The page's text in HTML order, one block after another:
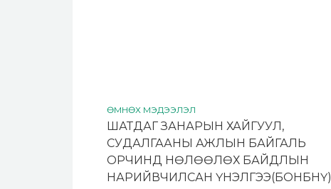
ӨМНӨХ МЭДЭЭЛЭЛ
ШАТДАГ ЗАНАРЫН ХАЙГУУЛ,
СУДАЛГААНЫ АЖЛЫН БАЙГАЛЬ
ОРЧИНД НӨЛӨӨЛӨХ БАЙДЛЫН
НАРИЙВЧИЛСАН ҮНЭЛГЭЭ(БОНБНҮ)